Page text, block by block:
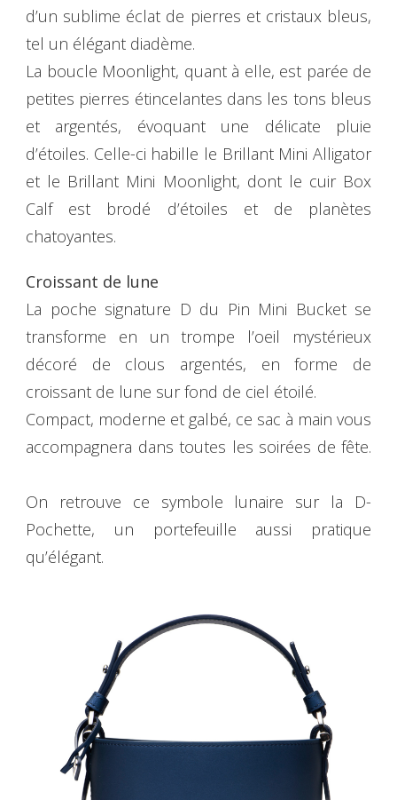
d’un sublime éclat de pierres et cristaux bleus,
tel un élégant diadème.
La boucle Moonlight, quant à elle, est parée de
petites pierres étincelantes dans les tons bleus
et argentés, évoquant une délicate pluie
d’étoiles. Celle-ci habille le Brillant Mini Alligator
et le Brillant Mini Moonlight, dont le cuir Box
Calf est brodé d’étoiles et de planètes
chatoyantes.
Croissant de lune
La poche signature D du Pin Mini Bucket se
transforme en un trompe l’oeil mystérieux
décoré de clous argentés, en forme de
croissant de lune sur fond de ciel étoilé.
Compact, moderne et galbé, ce sac à main vous
accompagnera dans toutes les soirées de fête.
On retrouve ce symbole lunaire sur la D-
Pochette, un portefeuille aussi pratique
qu’élégant.